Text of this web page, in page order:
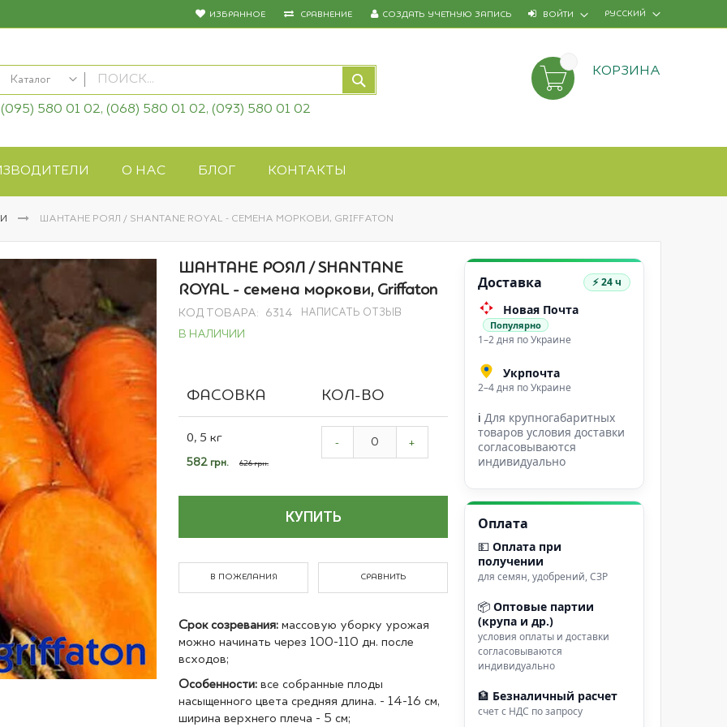
РУССКИЙ
ИЗБРАННОЕ СРАВНЕНИЕ ВОЙТИ
СОЗДАТЬ УЧЕТНУЮ ЗАПИСЬ
Каталог
КАТАЛОГ
Системы полива
Укрывные материалы
Товары для дома
Крупы оптом
Полевые культуры
(095) 580 01 02, (068) 580 01 02, (093) 580 01 02
КОРЗИНА
О НАС БЛОГ КОНТАКТЫ
ШАНТАНЕ РОЯЛ / SHANTANE ROYAL - СЕМЕНА МОРКОВИ, GRIFFATON
ШАНТАНЕ РОЯЛ / SHANTANE
ROYAL - семена моркови, Griffaton
КОД ТОВАРА 6314 НАПИСАТЬ ОТЗЫВ
В НАЛИЧИИ
product
ФАСОВКА КОЛ-ВО
0, 5 кг
Специальная
582 грн. 626 грн.
- +
КУПИТЬ
В ПОЖЕЛАНИЯ СРАВНИТЬ
Срок созревания:массовую уборку урожая
можно начинать через 100-110 дн. после
всходов;
Особенности:все собранные плоды
насыщенного цвета средняя длина. - 14-16 см,
ширина верхнего плеча - 5 см;
Доставка ⚡ 24 ч
Новая Почта
Популярно
1–2 дня по Украине
Укрпочта
2–4 дня по Украине
ℹДля крупногабаритных
товаров условия доставки
согласовываются
индивидуально
Оплата
💵Оплата при
получении
для семян, удобрений, СЗР
📦Оптовые партии
(крупа и др.)
условия оплаты и доставки
согласовываются
индивидуально
🏦 Безналичный расчет
счет с НДС по запросу